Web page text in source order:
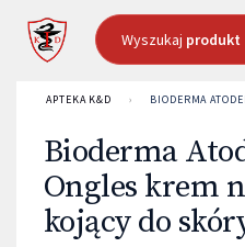
Wyszukaj produkt
APTEKA K&D › BIODERMA
Bioderma
Ongles krem
kojący do